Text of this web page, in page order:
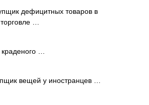
дефицитных товаров в
…
…
вещей у иностранцев …